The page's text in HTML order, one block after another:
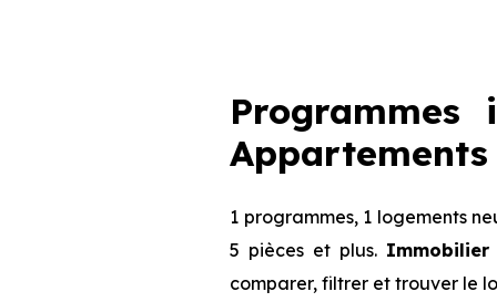
Programmes
Appartements
1 programmes, 1 logements
5 pièces et plus. Immobilier
comparer, filtrer et trouver le